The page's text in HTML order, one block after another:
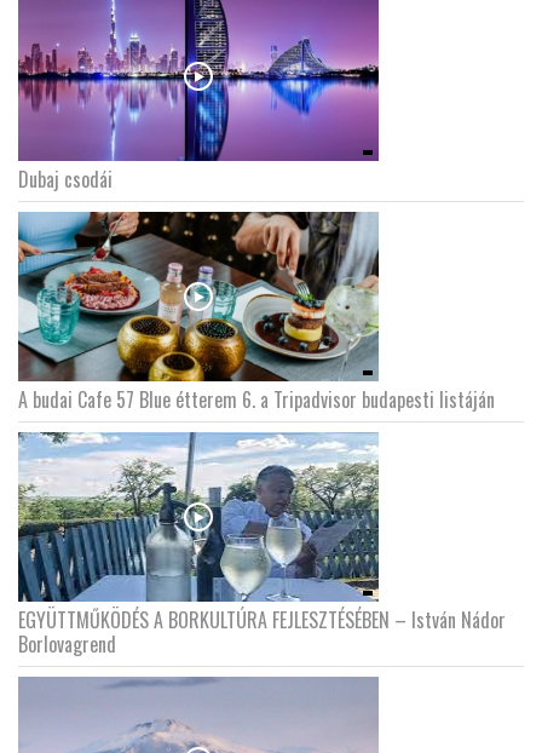
Dubaj csodái
A budai Cafe 57 Blue étterem 6. a Tripadvisor budapesti listáján
EGYÜTTMŰKÖDÉS A BORKULTÚRA FEJLESZTÉSÉBEN – István Nádor
Borlovagrend